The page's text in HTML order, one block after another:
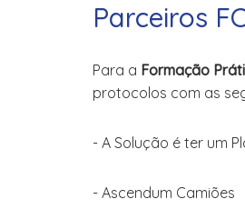
Parceiros
Para a Formação
protocolos com as
- A Solução é ter um
- Ascendum Camiões